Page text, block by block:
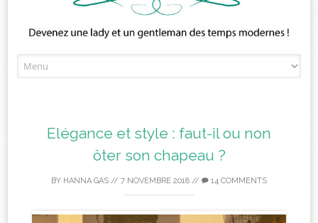
to
Elégance et style : faut-il ou non
ôter son chapeau ?
BY HANNA GAS // 7 NOVEMBRE 2018 // 14 COMMENTS